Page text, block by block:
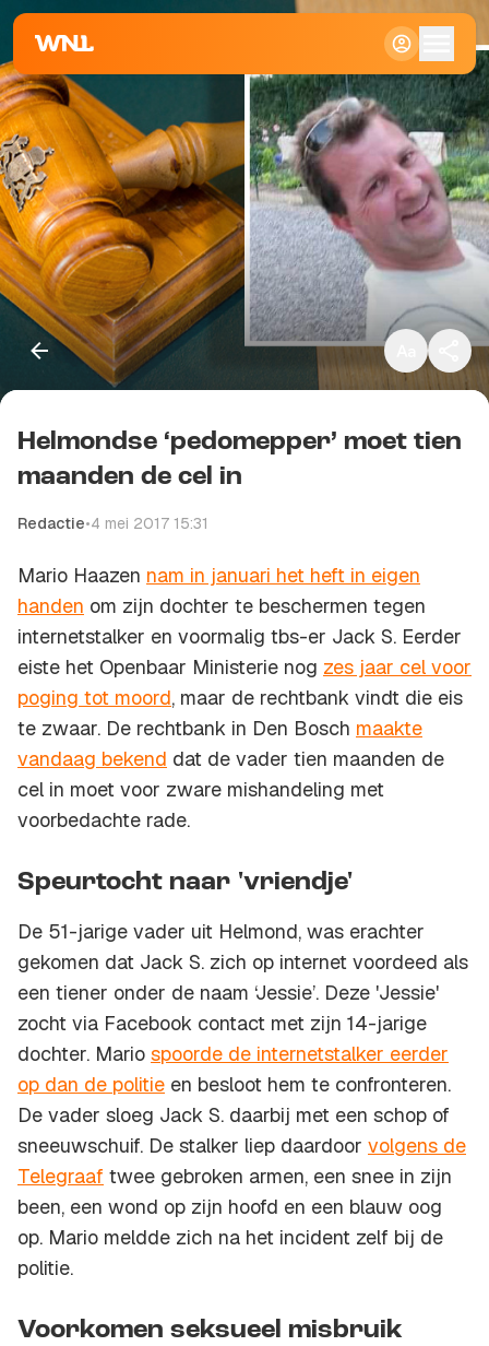
Klein
Standaard
Groot
Kopieer link
Helmondse ‘pedomepper’ moet tien
maanden de cel in
Redactie•4 mei 2017 15:31
Mario Haazen nam in januari het heft in eigen
handen om zijn dochter te beschermen tegen
internetstalker en voormalig tbs-er Jack S. Eerder
eiste het Openbaar Ministerie nog zes jaar cel voor
poging tot moord, maar de rechtbank vindt die eis
te zwaar. De rechtbank in Den Bosch maakte
vandaag bekend dat de vader tien maanden de
cel in moet voor zware mishandeling met
voorbedachte rade.
Speurtocht naar 'vriendje'
De 51-jarige vader uit Helmond, was erachter
gekomen dat Jack S. zich op internet voordeed als
een tiener onder de naam ‘Jessie’. Deze 'Jessie'
zocht via Facebook contact met zijn 14-jarige
dochter. Mario spoorde de internetstalker eerder
op dan de politie en besloot hem te confronteren.
De vader sloeg Jack S. daarbij met een schop of
sneeuwschuif. De stalker liep daardoor volgens de
Telegraaf twee gebroken armen, een snee in zijn
been, een wond op zijn hoofd en een blauw oog
op. Mario meldde zich na het incident zelf bij de
politie.
Voorkomen seksueel misbruik